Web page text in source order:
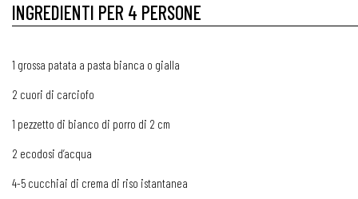
INGREDIENTI PER 4 PERSONE
1 grossa patata a pasta bianca o gialla
2 cuori di carciofo
1 pezzetto di bianco di porro di 2 cm
2 ecodosi d’acqua
4-5 cucchiai di crema di riso istantanea